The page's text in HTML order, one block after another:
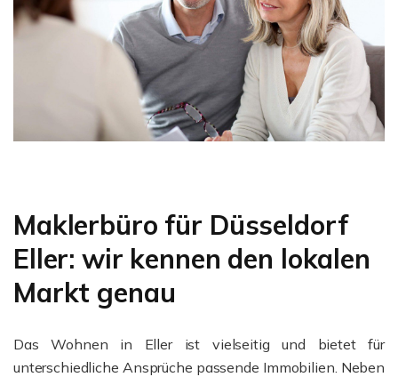
Maklerbüro für Düsseldorf
Eller: wir kennen den lokalen
Markt genau
Das Wohnen in Eller ist vielseitig und bietet für
unterschiedliche Ansprüche passende Immobilien. Neben